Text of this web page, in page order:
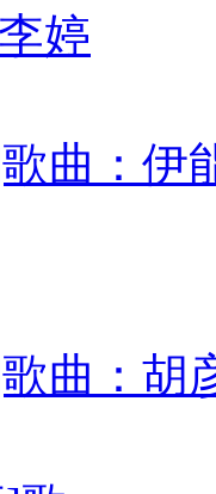
曲：伊
曲：胡